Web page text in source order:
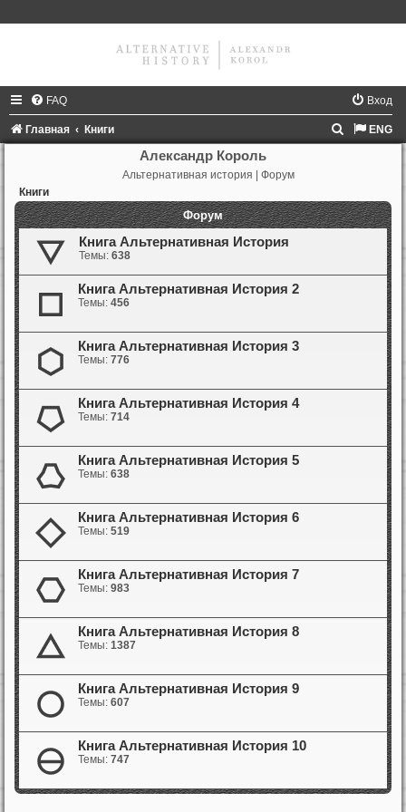
FAQ Вход
Главная Книги ENG
с
к
Александр Король
Альтернативная история | Форум
Книги
Форум
Книга Альтернативная История
Темы: 638
Книга Альтернативная История 2
Темы: 456
Книга Альтернативная История 3
Темы: 776
Книга Альтернативная История 4
Темы: 714
Книга Альтернативная История 5
Темы: 638
Книга Альтернативная История 6
Темы: 519
Книга Альтернативная История 7
Темы: 983
Книга Альтернативная История 8
Темы: 1387
Книга Альтернативная История 9
Темы: 607
Книга Альтернативная История 10
Темы: 747